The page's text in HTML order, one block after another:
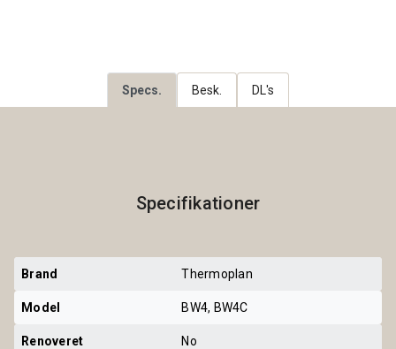
Specs. Besk. DL's
Specifikationer
Brand Thermoplan
Model BW4, BW4C
Renoveret No